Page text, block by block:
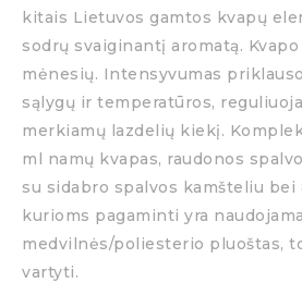
kitais Lietuvos gamtos kvapų
sodrų svaiginantį aromatą.
mėnesių. Intensyvumas
sąlygų ir temperatūros,
merkiamų lazdelių kiekį.
ml namų kvapas, raudonos
su sidabro spalvos kamšteliu bei
kurioms pagaminti yra
medvilnės/poliesterio pluoštas,
vartyti.